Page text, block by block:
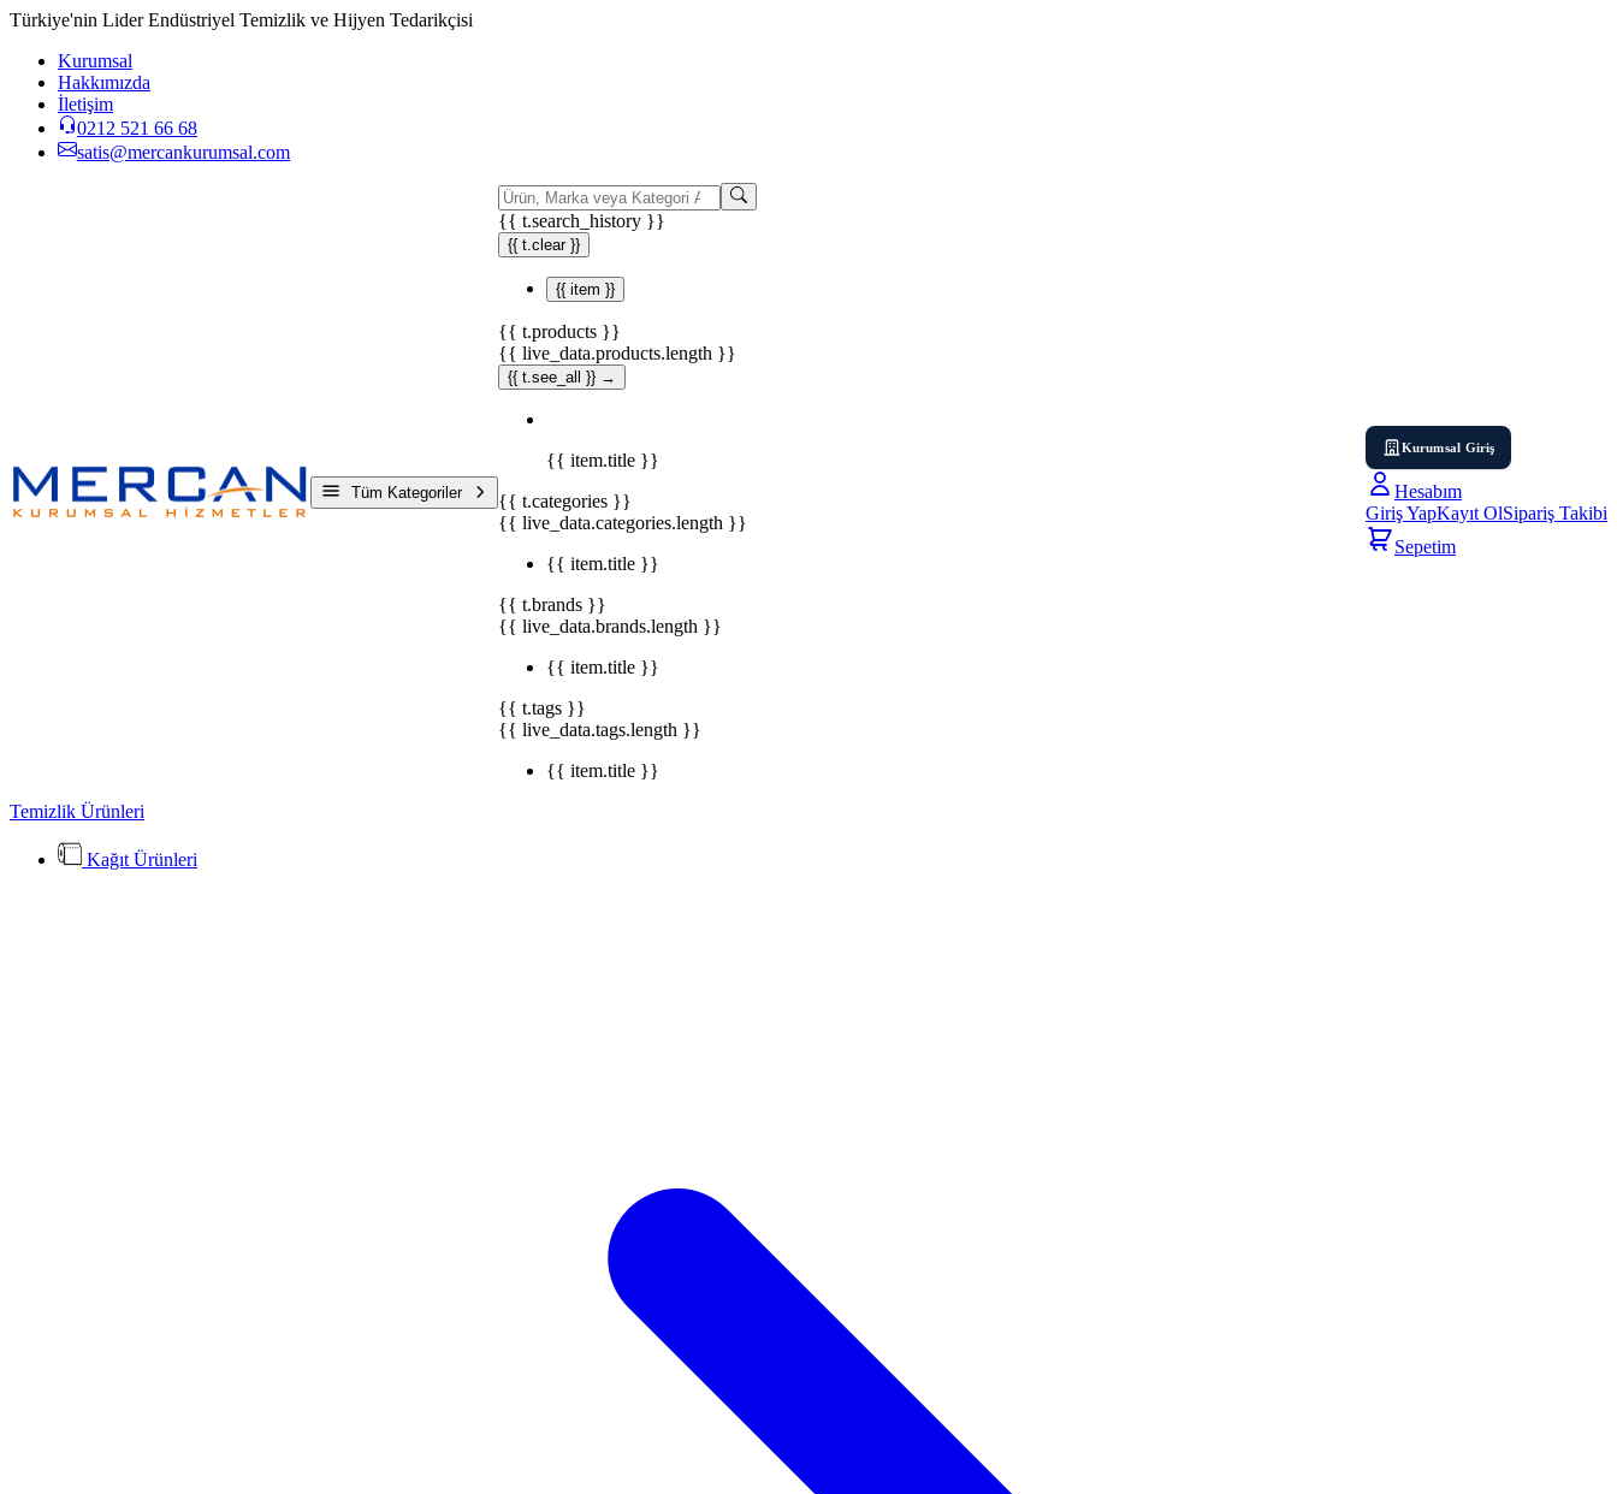
Türkiye'nin Lider Endüstriyel Temizlik ve Hijyen Tedarikçisi
Kurumsal
Hakkımızda
İletişim
0212 521 66 68
satis@mercankurumsal.com
Tüm Kategoriler
{{ t.search_history }}
{{ t.clear }}
{{ item }}
{{ t.products }}
{{ live_data.products.length }}
{{ t.see_all }} →
{{ item.title }}
{{ t.categories }}
{{ live_data.categories.length }}
{{ item.title }}
{{ t.brands }}
{{ live_data.brands.length }}
{{ item.title }}
{{ t.tags }}
{{ live_data.tags.length }}
{{ item.title }}
Kurumsal Giriş
Hesabım
Giriş YapKayıt OlSipariş Takibi
Sepetim
Temizlik Ürünleri
Kağıt Ürünleri